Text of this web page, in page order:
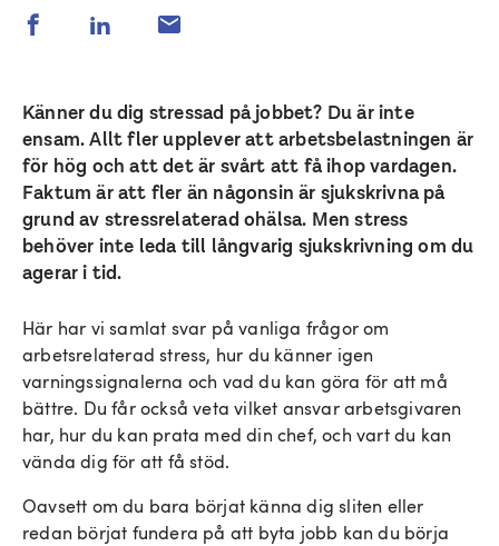
Känner du dig stressad på jobbet? Du är inte
ensam. Allt fler upplever att arbetsbelastningen är
för hög och att det är svårt att få ihop vardagen.
Faktum är att fler än någonsin är sjukskrivna på
grund av stressrelaterad ohälsa. Men stress
behöver inte leda till långvarig sjukskrivning om du
agerar i tid.
Här har vi samlat svar på vanliga frågor om
arbetsrelaterad stress, hur du känner igen
varningssignalerna och vad du kan göra för att må
bättre. Du får också veta vilket ansvar arbetsgivaren
har, hur du kan prata med din chef, och vart du kan
vända dig för att få stöd.
Oavsett om du bara börjat känna dig sliten eller
redan börjat fundera på att byta jobb kan du börja